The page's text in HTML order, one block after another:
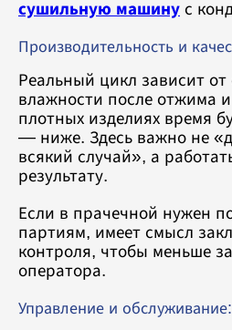
сушильную машину с
Производительность и
Реальный цикл зависит от
влажности после отжима
плотных изделиях время
— ниже. Здесь важно не
всякий случай», а
результату.
Если в прачечной нужен
партиям, имеет смысл
контроля, чтобы меньше
оператора.
Управление и